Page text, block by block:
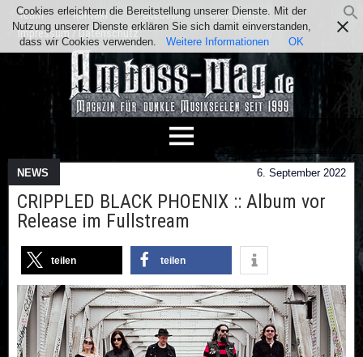
Team Kontakt Facebook
Instagram
Impressum / Datenschutz
NEWS 6. September 2022
CRIPPLED BLACK PHOENIX :: Album vor
Release im Fullstream
teilen teilen
Cookies erleichtern die Bereitstellung unserer Dienste. Mit der
Nutzung unserer Dienste erklären Sie sich damit einverstanden,
dass wir Cookies verwenden.
Weitere Informationen OK